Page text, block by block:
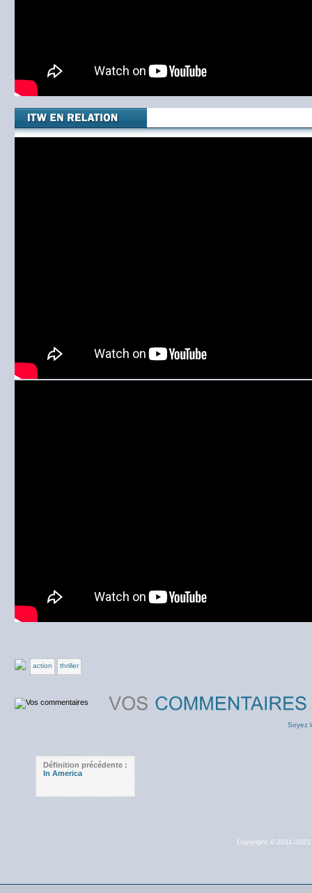
action thriller
Soyez
Définition précédente :
In America
Copyright © 2011-